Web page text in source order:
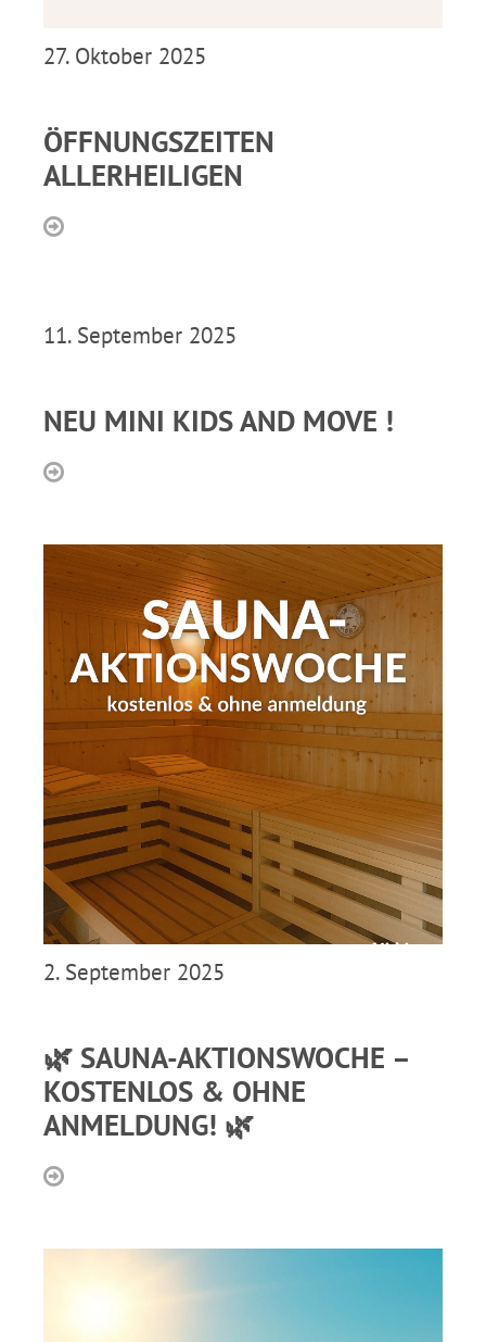
27. Oktober 2025
ÖFFNUNGSZEITEN
ALLERHEILIGEN
11. September 2025
NEU MINI KIDS AND MOVE !
2. September 2025
🌿 SAUNA-AKTIONSWOCHE –
KOSTENLOS & OHNE
ANMELDUNG! 🌿